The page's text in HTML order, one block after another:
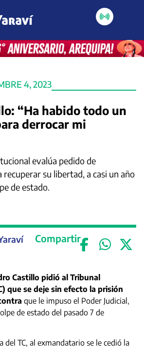
4, 2023
“Ha habido todo un
derrocar mi
evalúa pedido de
su libertad, a casi un año
de estado.
Compartir
Castillo pidió al Tribunal
que se deje sin efecto la prisión
que le impuso el Poder Judicial,
de estado del pasado 7 de
del TC, al exmandatario se le cedió la